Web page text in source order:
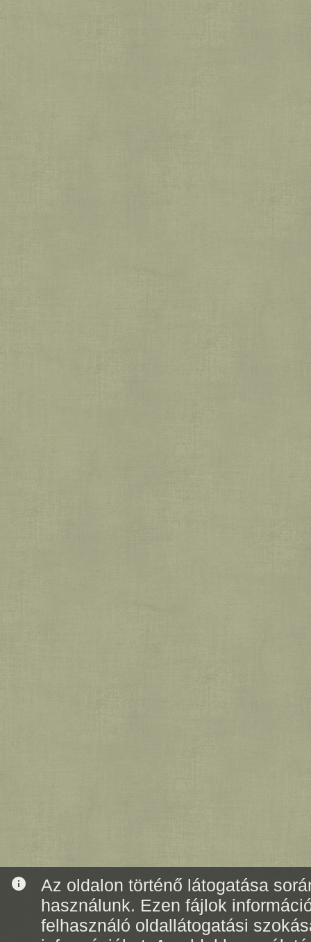
info
Az oldalon történő látogatása
használunk. Ezen fájlok
felhasználó oldallátogatási